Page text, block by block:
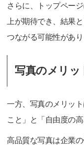
さらに、トップペー
上が期待でき、結果
つながる可能性があり
写真のメリッ
一方、写真のメリッ
こと」と「自由度の高
高品質な写真は企業